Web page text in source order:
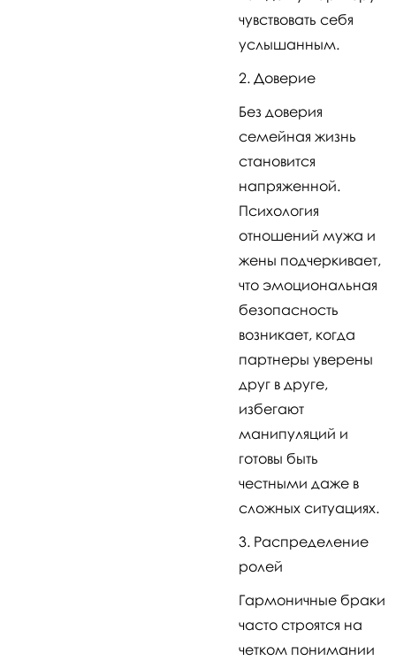
чувствовать себя
услышанным.
Доверие
Без доверия
семейная жизнь
становится
напряженной.
Психология
отношений мужа и
жены подчеркивает,
что эмоциональная
безопасность
возникает, когда
партнеры уверены
друг в друге,
избегают
манипуляций и
готовы быть
честными даже в
сложных ситуациях.
Распределение
ролей
Гармоничные браки
часто строятся на
четком понимании